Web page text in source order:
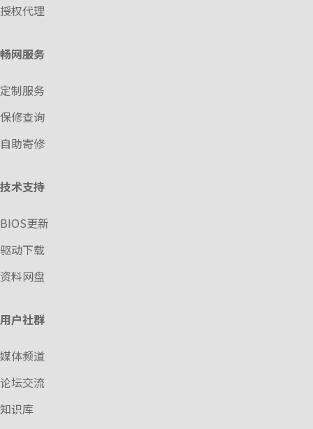
授权代理
畅网服务
定制服务
保修查询
自助寄修
技术支持
BIOS更新
驱动下载
资料网盘
用户社群
媒体频道
论坛交流
知识库